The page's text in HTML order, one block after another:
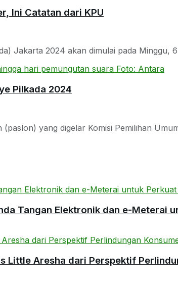
Ini Catatan dari KPU
Jakarta 2024 akan dimulai pada Minggu,
Pilkada 2024
yang digelar Komisi Pemilihan
Tangan Elektronik dan e-
Little Aresha dari Perspektif